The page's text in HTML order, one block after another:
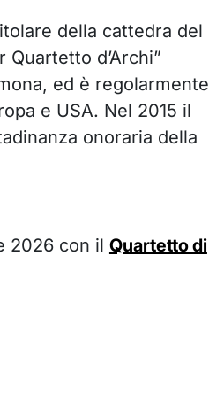
della cattedra del
d’Archi”
ed è regolarmente
e USA. Nel 2015 il
onoraria della
2026 con il Quartetto di